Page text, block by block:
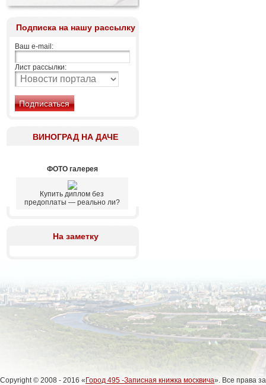
Подписка на нашу рассылку
Ваш e-mail:
Лист рассылки:
ВИНОГРАД НА ДАЧЕ
ФОТО галерея
Купить диплом без
предоплаты — реально ли?
На заметку
Copyright © 2008 - 2016 « Город 495 -Записная книжка москвича». Все права